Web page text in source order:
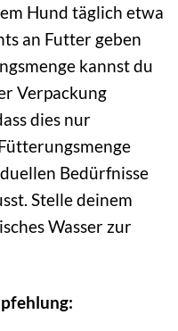
Hund täglich etwa
an Futter geben
kannst du
Verpackung
dies nur
Bedürfnisse
Stelle deinem
Wasser zur